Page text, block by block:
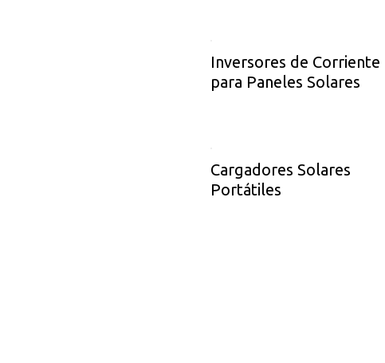
Inversores de Corriente
para Paneles Solares
Cargadores Solares
Portátiles